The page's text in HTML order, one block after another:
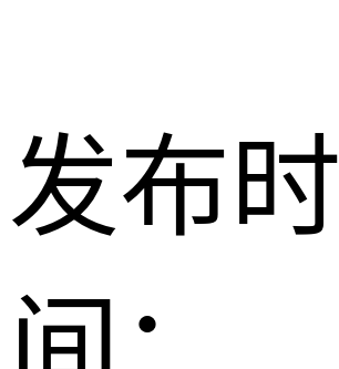
发布时